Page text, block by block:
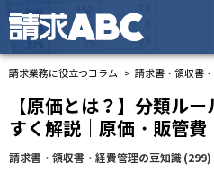
請求業務に役立つコラム 請求書・領収書
【原価とは？】分類ル
すく解説｜原価・販管費
請求書・領収書・経費管理の豆知識 (299)